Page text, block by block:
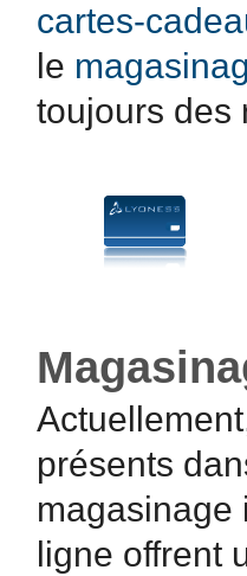
cartes-
le
toujours des
présents
magasinage
ligne offrent